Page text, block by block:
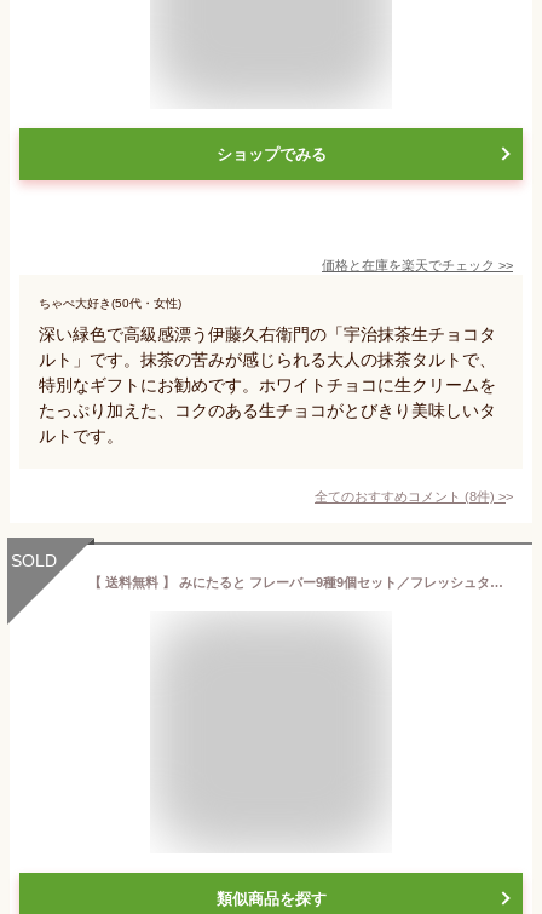
ショップでみる
価格と在庫を楽天でチェック >>
ちゃぺ大好き(50代・女性)
深い緑色で高級感漂う伊藤久右衛門の「宇治抹茶生チョコタ
ルト」です。抹茶の苦みが感じられる大人の抹茶タルトで、
特別なギフトにお勧めです。ホワイトチョコに生クリームを
たっぷり加えた、コクのある生チョコがとびきり美味しいタ
ルトです。
全てのおすすめコメント (8件) >
SOLD
【 送料無料 】 みにたると フレーバー9種9個セット／フレッシュタルトのお店 STYLE [ バレンタイン ギフト スイーツ フルーツ プレゼント 当店限定 ひと口 フルーツ タルト バースデー 誕生日 結婚 出産 引越 退職 祝い 内祝い お取り寄せ 本命 義理 チョコ 瀬戸内 ]
類似商品を探す